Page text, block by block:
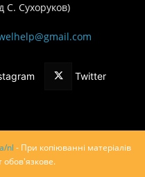
С. Сухоруков)
Twitter
nl - При копіюванні матеріалів
обов'язкове.